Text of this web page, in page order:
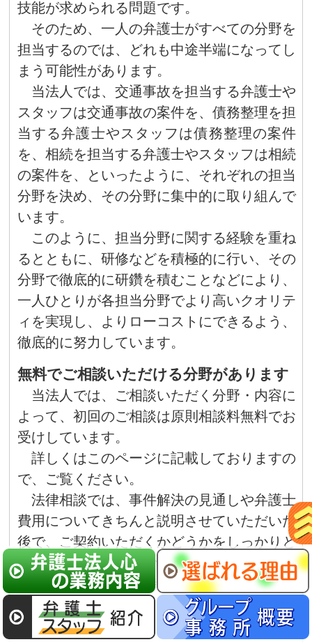
技能が求められる問題です。
そのため、一人の弁護士がすべての分野を
担当するのでは、どれも中途半端になってし
まう可能性があります。
当法人では、交通事故を担当する弁護士や
スタッフは交通事故の案件を、債務整理を担
当する弁護士やスタッフは債務整理の案件
を、相続を担当する弁護士やスタッフは相続
の案件を、といったように、それぞれの担当
分野を決め、その分野に集中的に取り組んで
います。
このように、担当分野に関する経験を重ね
るとともに、研修などを積極的に行い、その
分野で徹底的に研鑽を積むことなどにより、
一人ひとりが各担当分野でより高いクオリテ
ィを実現し、よりローコストにできるよう、
徹底的に努力しています。
無料でご相談いただける分野があります
当法人では、ご相談いただく分野・内容に
よって、初回のご相談は原則相談料無料でお
受けしています。
詳しくはこのページに記載しておりますの
で、ご覧ください。
法律相談では、事件解決の見通しや弁護士
費用についてきちんと説明させていただいた
後で、ご契約いただくかどうかをしっかりと
検討いただくことができます。
場合によっては一時保留にするということ
も可能となっておりますので、お気軽にお申
し付けください。